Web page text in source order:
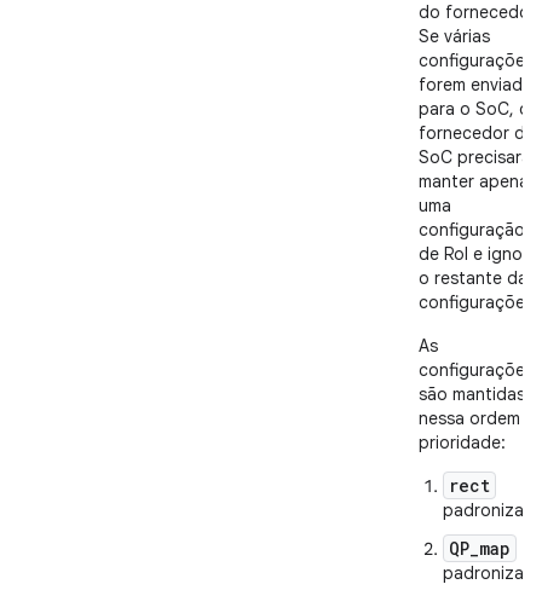
do fornecedor.
Se várias
configurações
forem enviadas
para o SoC, o
fornecedor do
SoC precisará
manter apenas
uma
configuração
de RoI e
o restante das
configurações.
As
configurações
são mantidas
nessa ordem
prioridade:
rect
QP_map